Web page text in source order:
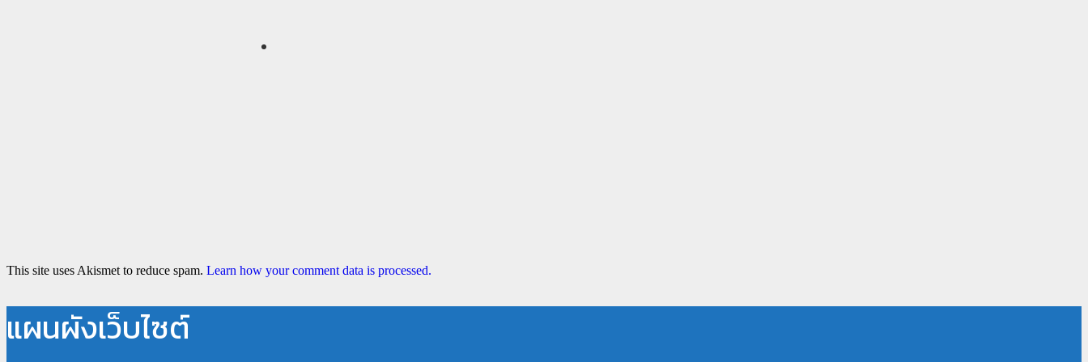
This site uses Akismet to reduce spam. Learn how your comment data is processed.
แผนผังเว็บไซต์